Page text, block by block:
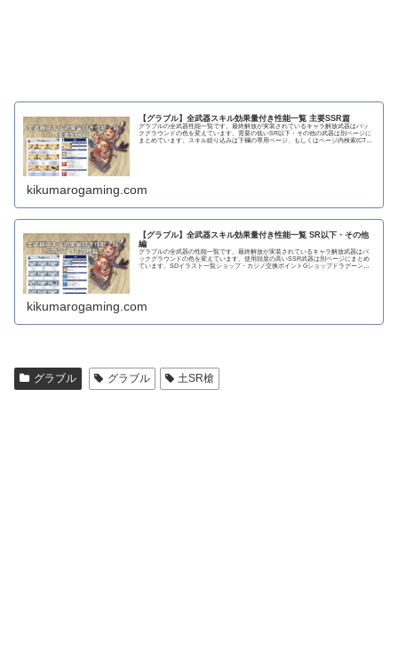
【グラブル】全武器スキル効果量付き性能一覧 主要SSR篇
グラブルの全武器性能一覧です。最終解放が実装されているキャラ解放武器はバッ
クグラウンドの色を変えています。需要の低いSR以下・その他の武器は別ページに
まとめています。スキル絞り込みは下欄の専用ページ、もしくはページ内検索(CTRL
kikumarogaming.com
【グラブル】全武器スキル効果量付き性能一覧 SR以下・その他
編
グラブルの全武器の性能一覧です。最終解放が実装されているキャラ解放武器はバ
ックグラウンドの色を変えています。使用頻度の高いSSR武器は別ページにまとめ
ています。SDイラスト一覧ショップ・カジノ交換ポイントGショップドラグーンラ
kikumarogaming.com
グラブル グラブル 土SR槍